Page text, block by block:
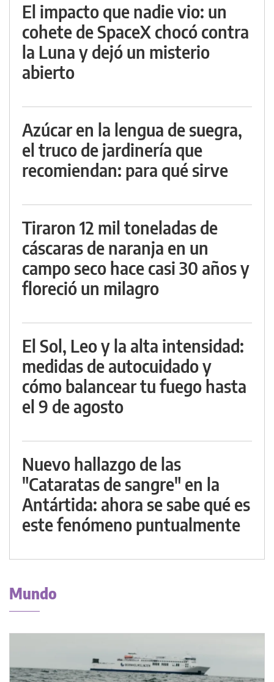
El impacto que nadie vio: un
cohete de SpaceX chocó contra
la Luna y dejó un misterio
abierto
Azúcar en la lengua de suegra,
el truco de jardinería que
recomiendan: para qué sirve
Tiraron 12 mil toneladas de
cáscaras de naranja en un
campo seco hace casi 30 años y
floreció un milagro
El Sol, Leo y la alta intensidad:
medidas de autocuidado y
cómo balancear tu fuego hasta
el 9 de agosto
Nuevo hallazgo de las
"Cataratas de sangre" en la
Antártida: ahora se sabe qué es
este fenómeno puntualmente
Mundo